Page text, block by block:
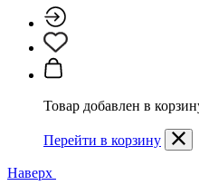
Товар добавлен в
Перейти в корзину
Наверх